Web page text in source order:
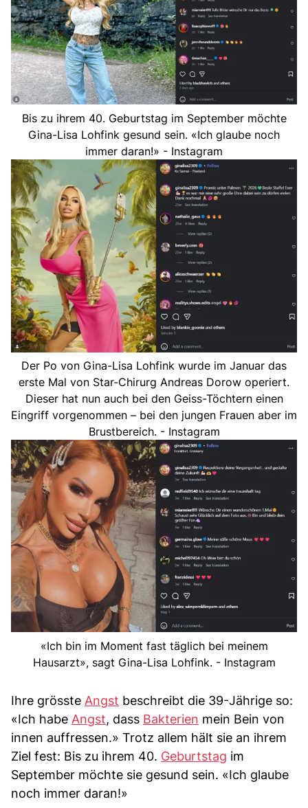
Bis zu ihrem 40. Geburtstag im September möchte
Gina-Lisa Lohfink gesund sein. «Ich glaube noch
immer daran!» - Instagram
Der Po von Gina-Lisa Lohfink wurde im Januar das
erste Mal von Star-Chirurg Andreas Dorow operiert.
Dieser hat nun auch bei den Geiss-Töchtern einen
Eingriff vorgenommen – bei den jungen Frauen aber im
Brustbereich. - Instagram
«Ich bin im Moment fast täglich bei meinem
Hausarzt», sagt Gina-Lisa Lohfink. - Instagram
Ihre grösste Angst beschreibt die 39-Jährige so:
«Ich habe Angst, dass Bakterien mein Bein von
innen auffressen.» Trotz allem hält sie an ihrem
Ziel fest: Bis zu ihrem 40. Geburtstag im
September möchte sie gesund sein. «Ich glaube
noch immer daran!»